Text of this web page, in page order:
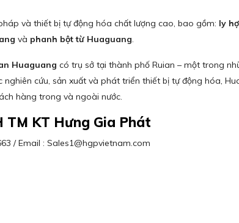
và thiết bị tự động hóa chất lượng cao, bao gồm: ly
và phanh bột từ Huaguang.
Huaguang có trụ sở tại thành phố Ruian – một trong
nghiên cứu, sản xuất và phát triển thiết bị tự động hóa,
hàng trong và ngoài nước.
TM KT Hưng Gia Phát
/ Email : Sales1@hgpvietnam.com